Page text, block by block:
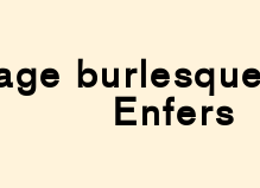
Enfers